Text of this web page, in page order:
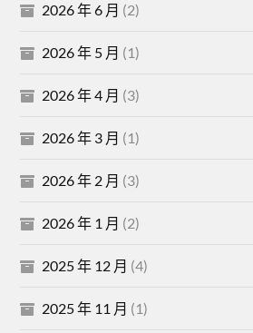
2026 年 6 月 (2)
2026 年 5 月 (1)
2026 年 4 月 (3)
2026 年 3 月 (1)
2026 年 2 月 (3)
2026 年 1 月 (2)
2025 年 12 月 (4)
2025 年 11 月 (1)